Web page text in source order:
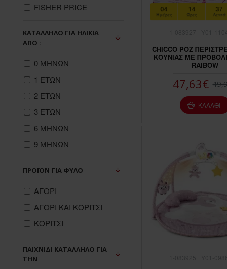
ΚΑΤΆΛΛΗΛΟ ΓΙΑ ΗΛΙΚΊΑ
ΑΠΌ :
0 ΜΗΝΩΝ
1 ΕΤΩΝ
2 ΕΤΩΝ
3 ΕΤΩΝ
6 ΜΗΝΩΝ
9 ΜΗΝΩΝ
FISHER PRICE
ΠΡΟΪΌΝ ΓΙΑ ΦΎΛΟ
ΑΓΟΡΙ
ΑΓΟΡΙ ΚΑΙ ΚΟΡΙΤΣΙ
ΚΟΡΙΤΣΙ
ΠΑΙΧΝΊΔΙ ΚΑΤΆΛΛΗΛΟ ΓΙΑ
ΤΗΝ
04
Ημέρες
14
Ώρες
37
Λεπτά
CHICCO ΡΟΖ
ΚΟΥΝΙΑΣ ΜΕ
RAIBOW
47,63€
ΚΑΛΆΘΙ